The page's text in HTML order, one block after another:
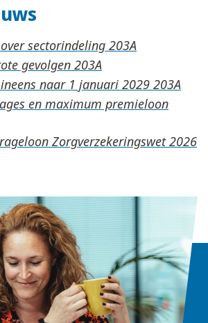
sectorindeling
gevolgen
naar 1 januari 2029
en maximum premieloon
Zorgverzekeringswet 2026